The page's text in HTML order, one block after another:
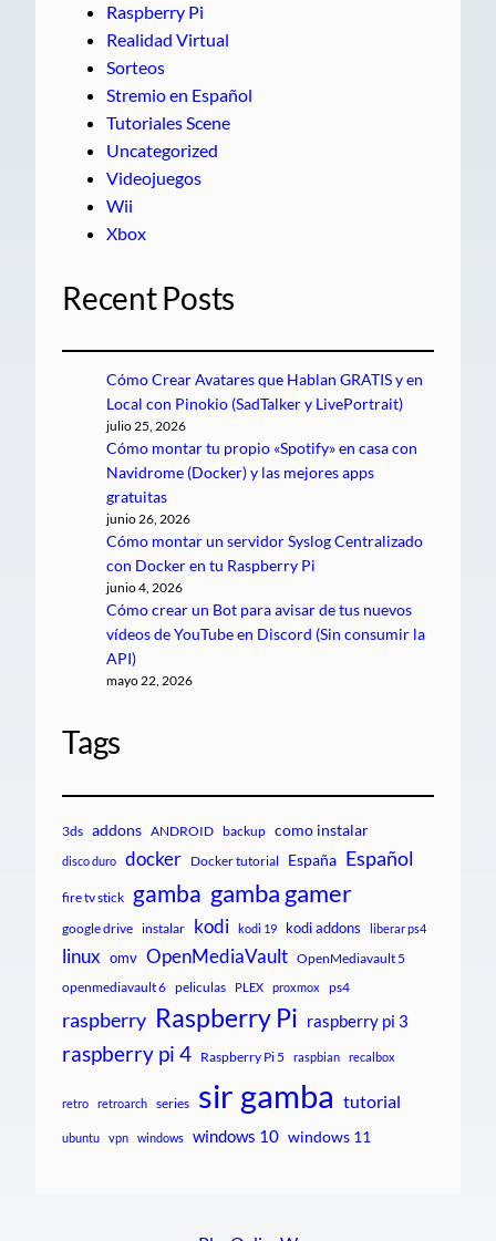
Raspberry Pi
Realidad Virtual
Sorteos
Stremio en Español
Tutoriales Scene
Uncategorized
Videojuegos
Wii
Xbox
Recent Posts
Cómo Crear Avatares que Hablan GRATIS y en
Local con Pinokio (SadTalker y LivePortrait)
julio 25, 2026
Cómo montar tu propio «Spotify» en casa con
Navidrome (Docker) y las mejores apps
gratuitas
junio 26, 2026
Cómo montar un servidor Syslog Centralizado
con Docker en tu Raspberry Pi
junio 4, 2026
Cómo crear un Bot para avisar de tus nuevos
vídeos de YouTube en Discord (Sin consumir la
API)
mayo 22, 2026
Tags
3ds addons ANDROID backup como instalar
disco duro docker Docker tutorial España Español
fire tv stick gamba gamba gamer
google drive instalar kodi kodi 19 kodi addons liberar ps4
linux omv OpenMediaVault OpenMediavault 5
openmediavault 6 peliculas PLEX proxmox ps4
raspberry Raspberry Pi raspberry pi 3
raspberry pi 4 Raspberry Pi 5 raspbian recalbox
retro retroarch series sir gamba tutorial
ubuntu vpn windows windows 10 windows 11